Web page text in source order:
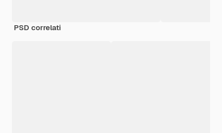
PSD correlati